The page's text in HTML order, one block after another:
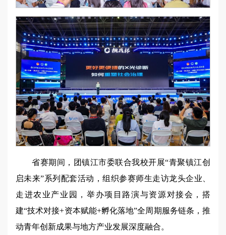
省赛期间，团镇江市委联合我校开展“青聚镇江创
启未来”系列配套活动，组织参赛师生走访龙头企业、
走进农业产业园，举办项目路演与资源对接会，搭
建“技术对接+资本赋能+孵化落地”全周期服务链条，推
动青年创新成果与地方产业发展深度融合。